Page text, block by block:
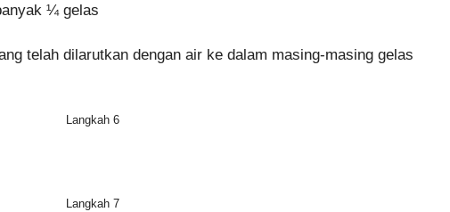
¼ gelas
telah dilarutkan dengan air ke dalam masing-masing gelas
Langkah 6
Langkah 7